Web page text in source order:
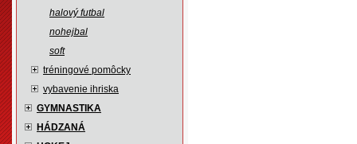
halový futbal
nohejbal
soft
tréningové pomôcky
vybavenie ihriska
GYMNASTIKA
HÁDZANÁ